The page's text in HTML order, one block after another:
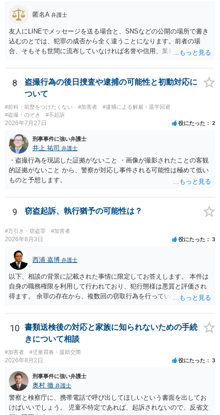
の気持ちを理解した上で、「逮捕されてもすぐに（自ら）接見して、
士に予め費用の見積もりをしておいても良いかと思われます。
匿名A 弁護士
友人にLINEでメッセージを送る場合と、SNSなどの公開の場所で書き
込むのとでは、犯罪の成否から全く違うことになります。前者の場
合、そもそも世間に流布していなければ名誉や信用、業務にかかる犯
8
盗撮行為の後日捜査や逮捕の可能性と初動対応に
ついて
#前科・前歴をつけたくない #加害者
#逮捕による解雇・退学回避
#盗撮・のぞき
#不起訴
2026年7月27日 役にたった 2
刑事事件に強い弁護士
井上 祐司 弁護士
・盗撮行為を現認した証拠がないこと ・画像が撮影されたことの客観
的証拠がないこと から、警察が対応し事件される可能性は極めて低い
ものと予想します。
9 窃盗起訴、執行猶予の可能性は？
#万引き・窃盗罪 #加害者
2026年8月3日 役にたった 3
西浦 嘉博 弁護士
以下、相談の背景に記載された事情に限定してお答えします。 本件は
自身の職務権限を利用して行われており、犯行態様は悪質と評価され
得ます。 余罪の存在から、複数回の窃取行為を行っていたことも悪質
ると思われます。 他方、余罪を含めた全額を弁済していることは、被
害者の経済的損害の回復として有利に斟酌されます。 また、前科前歴
を有しないことも、規範意識が鈍磨しきっているとまでは言えず、有
利な点です。 その他、家族の監督等の情状証拠を適切に提出すること
で、私見ですが、執行猶予判決を視野に入れることが可能な事案と思
われます。 上記、一つの意見として参考ください。
10
書類送検後の対応と家族に知られないための手続
きについて相談
#加害者 #児童買春・援助交際
2026年8月2日 役にたった 3
刑事事件に強い弁護士
奥村 徹 弁護士
警察と検察庁に、携帯電話で呼び出してほしいという書面を出してお
けばいいでしょう。 児童不特定であれば、起訴されないので、反省文